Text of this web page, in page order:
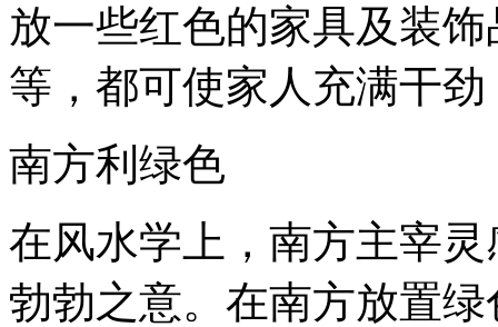
放一些红色的家具及装
等，都可使家人充满干
南方利绿色
在风水学上，南方主宰
勃勃之意。在南方放置